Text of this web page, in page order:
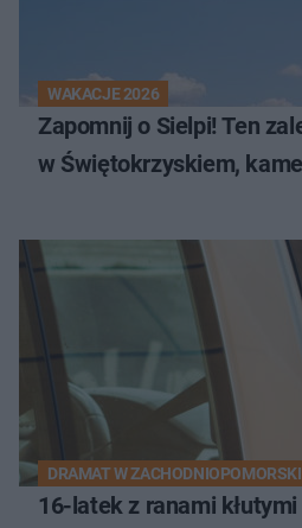
WAKACJE 2026
Zapomnij o Sielpi! Ten
w Świętokrzyskiem,
DRAMAT W
16-latek z ranami